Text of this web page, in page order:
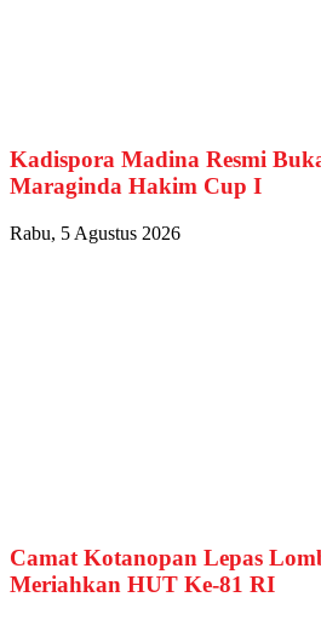
Kadispora Madina Resmi
Maraginda Hakim Cup I
Rabu, 5 Agustus 2026
Camat Kotanopan Lepas
Meriahkan HUT Ke-81 RI